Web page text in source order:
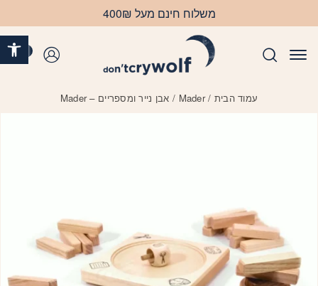
משלוח חינם מעל 400₪
עמוד הבית /
Mader / אבן נייר ומספריים – Mader